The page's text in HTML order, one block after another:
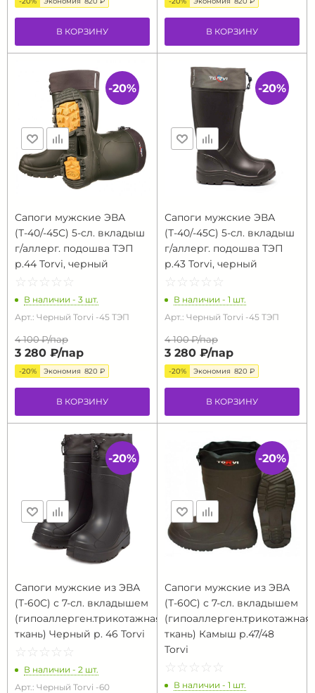
В КОРЗИНУ В КОРЗИНУ
Сапоги мужские ЭВА
(Т-40/-45С) 5-сл. вкладыш
г/аллерг. подошва ТЭП
р.44 Torvi, черный
☆ ☆ ☆ ☆ ☆
★ ★ ★ ★ ★
В наличии - 3 шт.
Арт.: Черный Torvi -45 ТЭП
4 100 ₽/пар
3 280 ₽/пар
-20% Экономия 820 ₽
В КОРЗИНУ
-20%
Сапоги мужские ЭВА
(Т-40/-45С) 5-сл. вкладыш
г/аллерг. подошва ТЭП
р.43 Torvi, черный
☆ ☆ ☆ ☆ ☆
★ ★ ★ ★ ★
В наличии - 1 шт.
Арт.: Черный Torvi -45 ТЭП
4 100 ₽/пар
3 280 ₽/пар
-20% Экономия 820 ₽
В КОРЗИНУ
-20%
Сапоги мужские из ЭВА
(Т-60С) с 7-сл. вкладышем
(гипоаллерген.трикотажная
ткань) Черный р. 46 Torvi
☆ ☆ ☆ ☆ ☆
★ ★ ★ ★ ★
В наличии - 2 шт.
Арт.: Черный Torvi -60
-20%
Сапоги мужские из ЭВА
(Т-60С) с 7-сл. вкладышем
(гипоаллерген.трикотажная
ткань) Камыш р.47/48
Torvi
☆ ☆ ☆ ☆ ☆
★ ★ ★ ★ ★
В наличии - 1 шт.
-20%